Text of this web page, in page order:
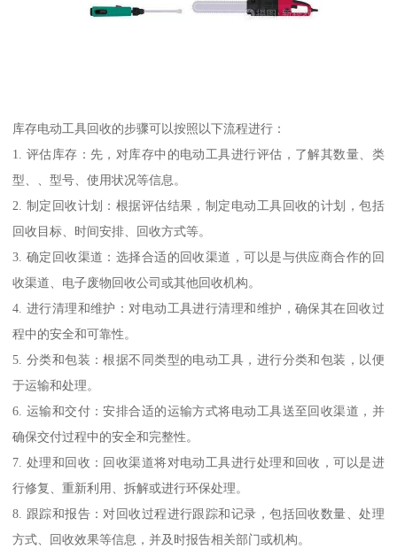
库存电动工具回收的步骤可以按照以下流程进行：
1. 评估库存：先，对库存中的电动工具进行评估，了解其数量、类
型、、型号、使用状况等信息。
2. 制定回收计划：根据评估结果，制定电动工具回收的计划，包括
回收目标、时间安排、回收方式等。
3. 确定回收渠道：选择合适的回收渠道，可以是与供应商合作的回
收渠道、电子废物回收公司或其他回收机构。
4. 进行清理和维护：对电动工具进行清理和维护，确保其在回收过
程中的安全和可靠性。
5. 分类和包装：根据不同类型的电动工具，进行分类和包装，以便
于运输和处理。
6. 运输和交付：安排合适的运输方式将电动工具送至回收渠道，并
确保交付过程中的安全和完整性。
7. 处理和回收：回收渠道将对电动工具进行处理和回收，可以是进
行修复、重新利用、拆解或进行环保处理。
8. 跟踪和报告：对回收过程进行跟踪和记录，包括回收数量、处理
方式、回收效果等信息，并及时报告相关部门或机构。